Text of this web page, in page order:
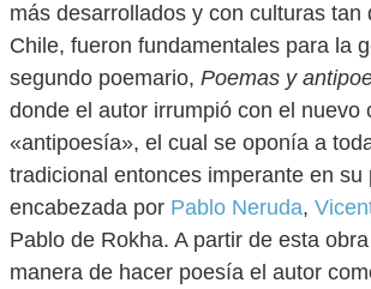
más desarrollados y con culturas tan
Chile, fueron fundamentales para la
segundo poemario, Poemas y
donde el autor irrumpió con el nuevo
«antipoesía», el cual se oponía a
tradicional entonces imperante en su
encabezada por Pablo Neruda,
Pablo de Rokha. A partir de esta
manera de hacer poesía el autor